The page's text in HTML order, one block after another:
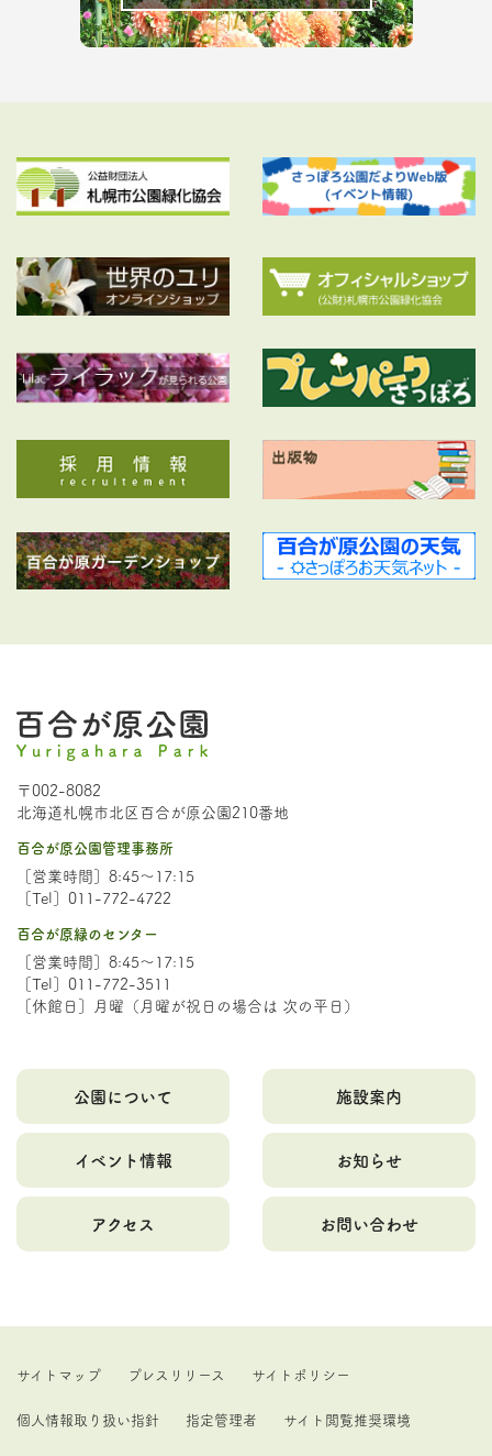
〒002-8082
北海道札幌市北区百合が原公園210番地
百合が原公園管理事務所
［営業時間］8:45～17:15
［Tel］011-772-4722
百合が原緑のセンター
［営業時間］8:45～17:15
［Tel］011-772-3511
［休館日］月曜（月曜が祝日の場合は 次の平日）
公園について 施設案内
イベント情報 お知らせ
アクセス お問い合わせ
サイトマップ プレスリリース サイトポリシー
個人情報取り扱い指針 指定管理者 サイト閲覧推奨環境